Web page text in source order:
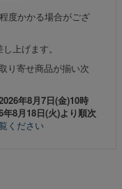
度かかる場合がござ
上げます。
り寄せ商品が揃い次
年8月7日(金)10時
8月18日(火)より順次
ください